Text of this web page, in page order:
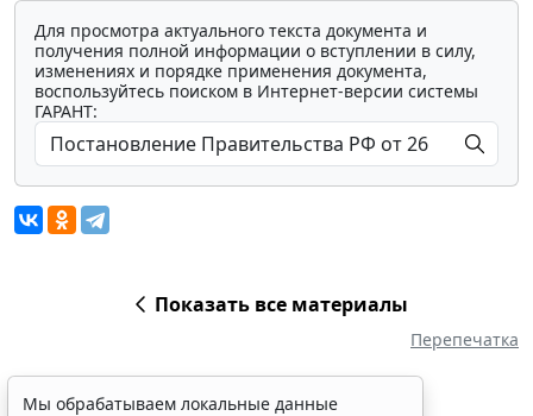
Для просмотра актуального текста документа и
получения полной информации о вступлении в силу,
изменениях и порядке применения документа,
воспользуйтесь поиском в Интернет-версии системы
ГАРАНТ:
Показать все материалы
Перепечатка
Мы обрабатываем локальные данные